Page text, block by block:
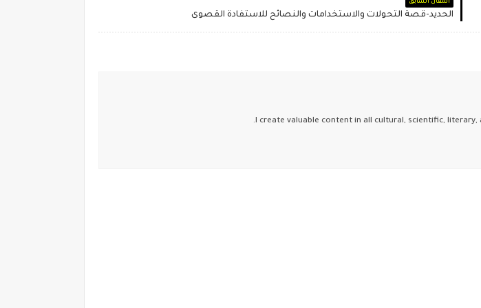
المقال السابق
الحديد-قصة التحولات والاستخدامات والنصائح للاستفادة القصوى
I create valuable content in all cultural, scientific,